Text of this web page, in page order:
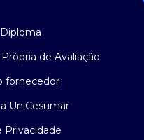
de Avaliação
fornecedor
UniCesumar
Privacidade